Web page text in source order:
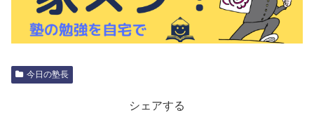
今日の塾長
シェアする